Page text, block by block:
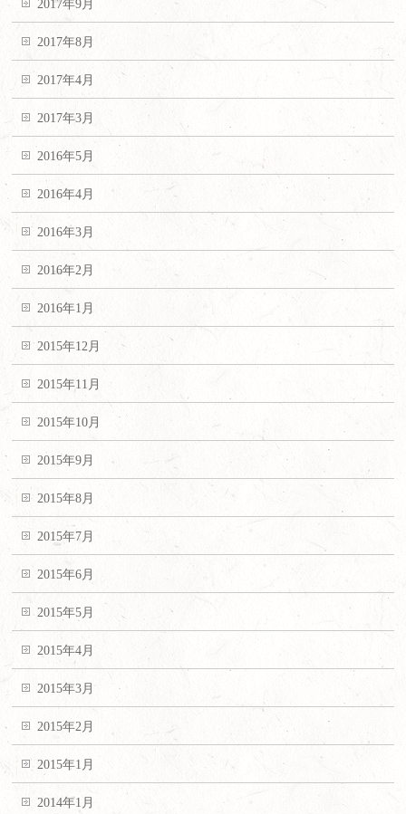
2017年9月
2017年8月
2017年4月
2017年3月
2016年5月
2016年4月
2016年3月
2016年2月
2016年1月
2015年12月
2015年11月
2015年10月
2015年9月
2015年8月
2015年7月
2015年6月
2015年5月
2015年4月
2015年3月
2015年2月
2015年1月
2014年1月